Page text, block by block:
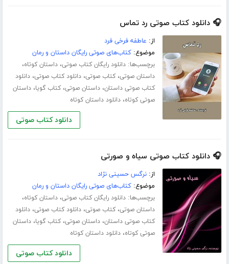
🎧 دانلود کتاب صوتی رد تماس
از: عاطفه فرخی فرد
موضوع:کتاب‌های صوتی رایگان داستان و رمان
برچسب‌ها:دانلود رایگان کتاب صوتی،داستان کوتاه،
داستان صوتی،کتاب صوتی،دانلود کتاب صوتی،دانلود
کتاب صوتی داستان،داستان صوتی،کتاب گویا،داستان
صوتی کوتاه،دانلود داستان کوتاه
دانلود کتاب صوتی
🎧 دانلود کتاب صوتی سیاه و صورتی
از:نرگس حسینی نژاد
موضوع:کتاب‌های صوتی رایگان داستان و رمان
برچسب‌ها:دانلود رایگان کتاب صوتی،داستان کوتاه،
داستان صوتی،کتاب صوتی،دانلود کتاب صوتی،دانلود
کتاب صوتی داستان،داستان صوتی،کتاب گویا،داستان
صوتی کوتاه،دانلود داستان کوتاه
دانلود کتاب صوتی